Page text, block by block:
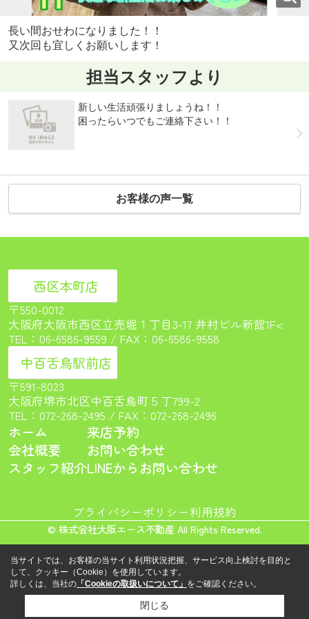
長い間おせわになりました！！
又次回も宜しくお願いします！
担当スタッフより
新しい生活頑張りましょうね！！
困ったらいつでもご連絡下さい！！
お客様の声一覧
西区本町店
〒550-0012
大阪府大阪市西区立売堀１丁目3-17 井村ビル新館1F<
TEL： 06-6586-9559 / FAX：06-6586-9558
中百舌鳥駅前店
〒591-8023
大阪府堺市北区中百舌鳥町５丁799-2
TEL： 072-268-2495 / FAX：072-268-2496
ホーム
会社概要
スタッフ紹介
来店予約
お問い合わせ
LINEからお問い合わせ
プライバシーポリシー利用規約
© 株式会社大阪エース不動産 All Rights Reserved.
当サイトでは、お客様の当サイト利用状況把握、サービス向上検討を目的と
して、クッキー（Cookie）を使用しています。
詳しくは、当社の 「Cookieの取扱いについて」 をご確認ください。
閉じる